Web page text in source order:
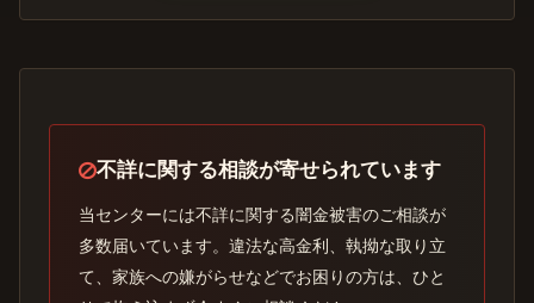
不詳に関する相談が寄せられています
当センターには不詳に関する闇金被害のご相談が
多数届いています。違法な高金利、執拗な取り立
て、家族への嫌がらせなどでお困りの方は、ひと